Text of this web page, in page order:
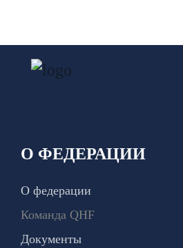
О ФЕДЕРАЦИИ
О федерации
Команда QHF
Документы